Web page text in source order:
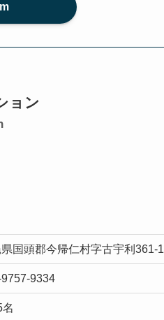
ョン
国頭郡今帰仁村字古宇利361-1
9334
名